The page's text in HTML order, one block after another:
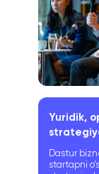
Yuridik,
Dastur
startapni